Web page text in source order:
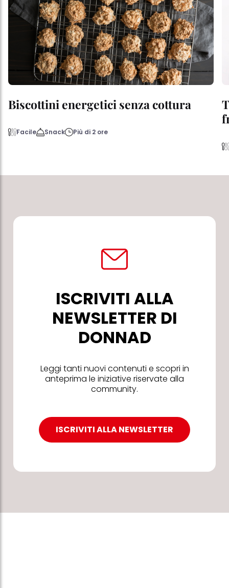
Biscottini energetici senza cottura
Facile Snack Più di 2 ore
ISCRIVITI ALLA
NEWSLETTER DI
DONNAD
Leggi tanti nuovi contenuti e scopri in
anteprima le iniziative riservate alla
community.
ISCRIVITI ALLA NEWSLETTER